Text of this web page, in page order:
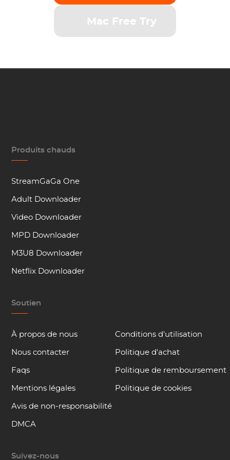
Mac Free Try
Produits chauds
StreamGaGa One
Adult Downloader
Video Downloader
MPD Downloader
M3U8 Downloader
Netflix Downloader
Soutien
À propos de nous
Nous contacter
Faqs
Mentions légales
Avis de non-responsabilité
DMCA
Conditions d'utilisation
Politique d'achat
Politique de remboursement
Politique de cookies
Suivez-nous